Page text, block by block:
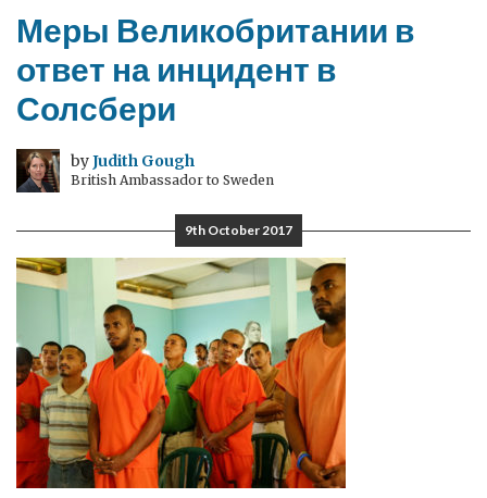
Меры Великобритании в
ответ на инцидент в
Солсбери
byJudith Gough
British Ambassador to Sweden
9th October 2017